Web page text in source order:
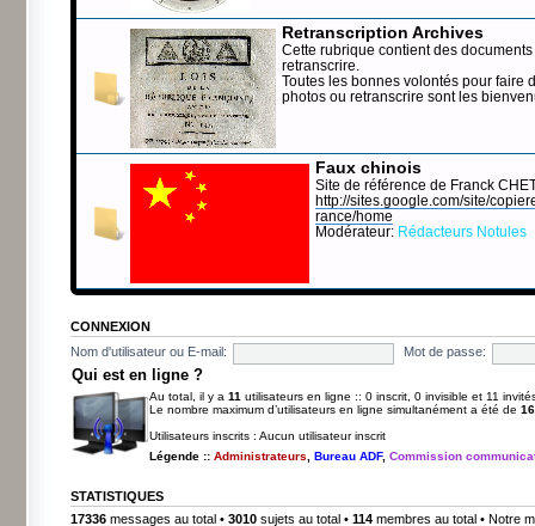
Retranscription Archives
Cette rubrique contient des
retranscrire.
Toutes les bonnes volontés pour faire
photos ou retranscrire sont les
Faux chinois
Site de référence de Franck
http://sites.google.com/site/
rance/home
Modérateur: Rédacteurs Notules
CONNEXION
Nom d'utilisateur ou E-mail:
Mot de passe:
Qui est en ligne ?
Au total, il y a 11 utilisateurs en ligne :: 0 inscrit, 0 invisible et 11
Le nombre maximum d’utilisateurs en ligne simultanément a été de
Utilisateurs inscrits : Aucun utilisateur inscrit
Légende :: Administrateurs Bureau ADF, Commission
STATISTIQUES
17336 messages au total • 3010 sujets au total • 114 membres au total • Notre